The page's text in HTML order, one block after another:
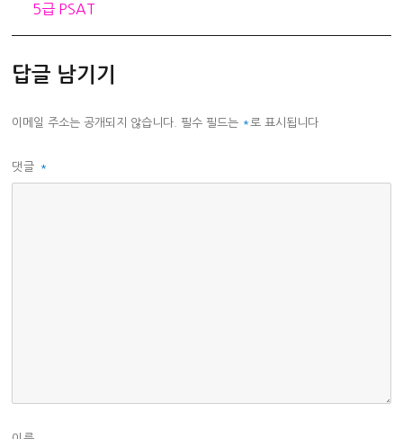
리
5급 PSAT
답글 남기기
이메일 주소는 공개되지 않습니다. 필수 필드는 *로 표시됩니다
댓글 *